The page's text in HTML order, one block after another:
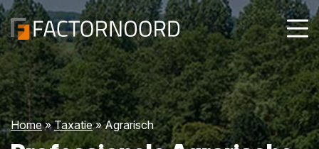
Home»Taxatie»Agrarisch